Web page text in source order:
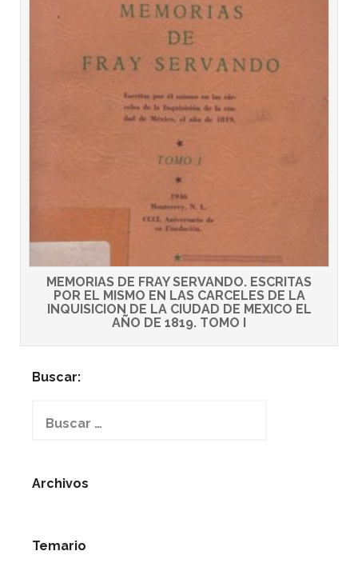
MEMORIAS DE FRAY SERVANDO. ESCRITAS
POR EL MISMO EN LAS CARCELES DE LA
INQUISICION DE LA CIUDAD DE MEXICO EL
AÑO DE 1819. TOMO I
Buscar:
Archivos
Temario